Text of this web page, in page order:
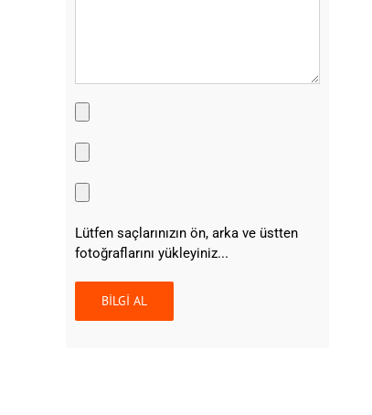
Lütfen saçlarınızın ön, arka ve üstten
fotoğraflarını yükleyiniz...